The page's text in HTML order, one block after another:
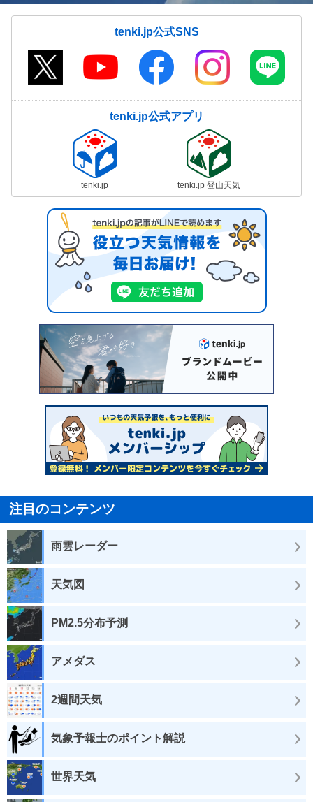
tenki.jp公式SNS
tenki.jp公式アプリ
tenki.jp tenki.jp 登山天気
注目のコンテンツ
雨雲レーダー
天気図
PM2.5分布予測
アメダス
2週間天気
気象予報士のポイント解説
世界天気